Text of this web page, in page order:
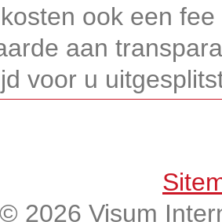
ook een
aan
voor u
2026 Visum